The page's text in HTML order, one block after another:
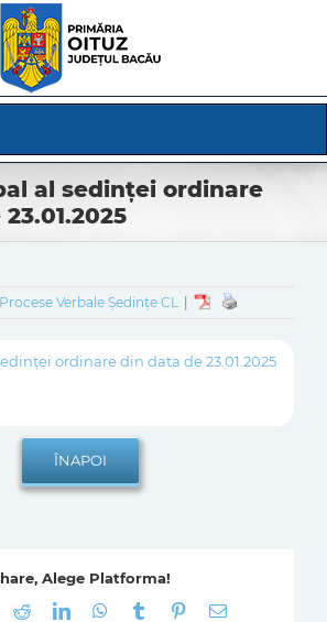
al sedinței ordinare
Procese Verbale Ședințe CL
ordinare din data de 23.01.2025
Alege Platforma!
RedditLinkedInWhatsApp
Tumblr Pinterest
E-